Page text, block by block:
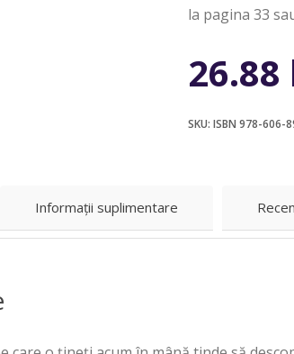
la pagina 33
26.88
SKU:ISBN 978-606-
Informații suplimentare